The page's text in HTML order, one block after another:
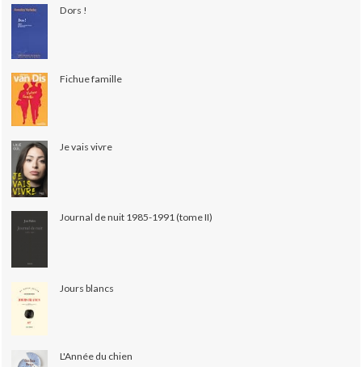
Dors !
Fichue famille
Je vais vivre
Journal de nuit 1985-1991 (tome II)
Jours blancs
L'Année du chien